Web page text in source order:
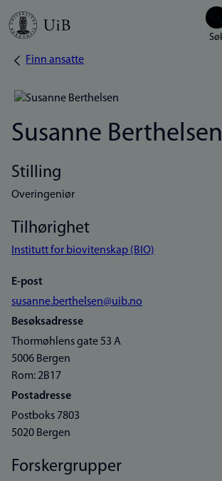
Hopp
Navigasjonssti
Finn ansatte
Susanne Berthelsen
Stilling
Overingeniør
Tilhørighet
Institutt for biovitenskap (BIO)
E-post
susanne.berthelsen@uib.no
Besøksadresse
Thormøhlens gate 53 A
5006 Bergen
Rom: 2B17
Postadresse
Postboks 7803
5020 Bergen
Forskergrupper